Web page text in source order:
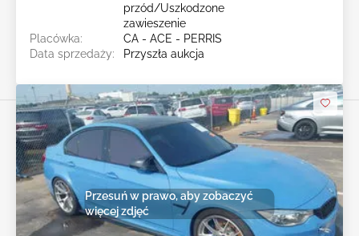
przód/Uszkodzone
zawieszenie
Placówka:
CA - ACE - PERRIS
Data sprzedaży:
Przyszła aukcja
Przesuń w prawo, aby zobaczyć
więcej zdjęć